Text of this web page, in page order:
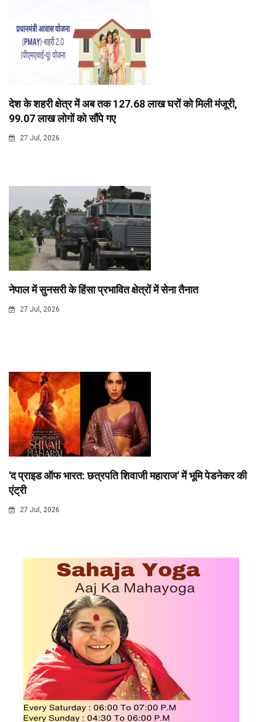
देश के शहरी क्षेत्र में अब तक 127.68 लाख घरों को मिली मंजूरी,
99.07 लाख लोगों को सौंपे गए
27 Jul, 2026
नेपाल में सुनसरी के हिंसा प्रभावित क्षेत्रों में सेना तैनात
27 Jul, 2026
'द प्राइड ऑफ भारत: छत्रपति शिवाजी महाराज' में भूमि पेडनेकर की
एंट्री
27 Jul, 2026